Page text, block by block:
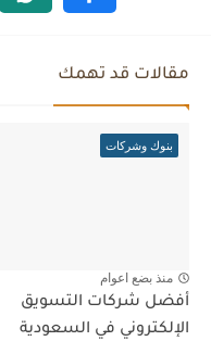
مقالات قد تهمك
بنوك وشركات
منذ بضع اعوام
أفضل شركات التسويق
الإلكتروني في السعودية